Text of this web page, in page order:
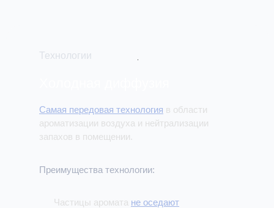
Самая передовая технология в области
ароматизации воздуха и нейтрализации
запахов в помещении.
Преимущества технологии:
Частицы аромата не оседают
Технологии